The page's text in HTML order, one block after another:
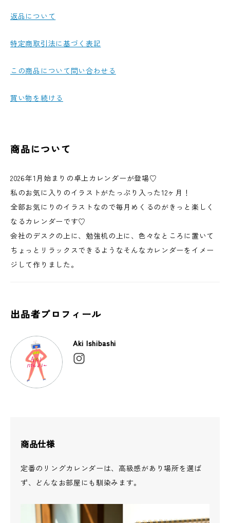
返品について
特定商取引法に基づく表記
この商品について問い合わせる
買い物を続ける
商品について
2026年1月始まりの卓上カレンダーが登場♡
私のお気に入りのイラストがたっぷり入った12ヶ月！
全部お気にりのイラストなので毎月めくるのがきっと楽しく
なるカレンダーです♡
会社のデスクの上に、勉強机の上に、色々なところに置いて
ちょっとリラックスできるようなそんなカレンダーをイメー
ジして作りました。
出品者プロフィール
Aki Ishibashi
商品仕様
定番のリングカレンダーは、高級感があり場所を選ば
ず、どんなお部屋にも馴染みます。